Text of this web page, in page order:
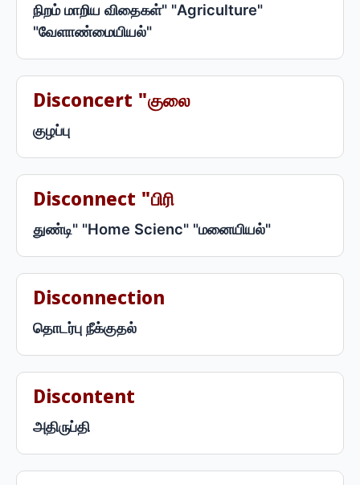
நிறம் மாறிய விதைகள்" "Agriculture"
"வேளாண்மையியல்"
Disconcert "குலை
குழப்பு
Disconnect "பிரி
துண்டி" "Home Scienc" "மனையியல்"
Disconnection
தொடர்பு நீக்குதல்
Discontent
அதிருப்தி